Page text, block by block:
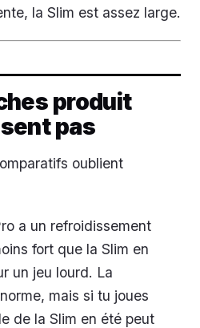
la Slim est assez large.
produit
pas
oublient
a un refroidissement
fort que la Slim en
un jeu lourd. La
mais si tu joues
de la Slim en été peut